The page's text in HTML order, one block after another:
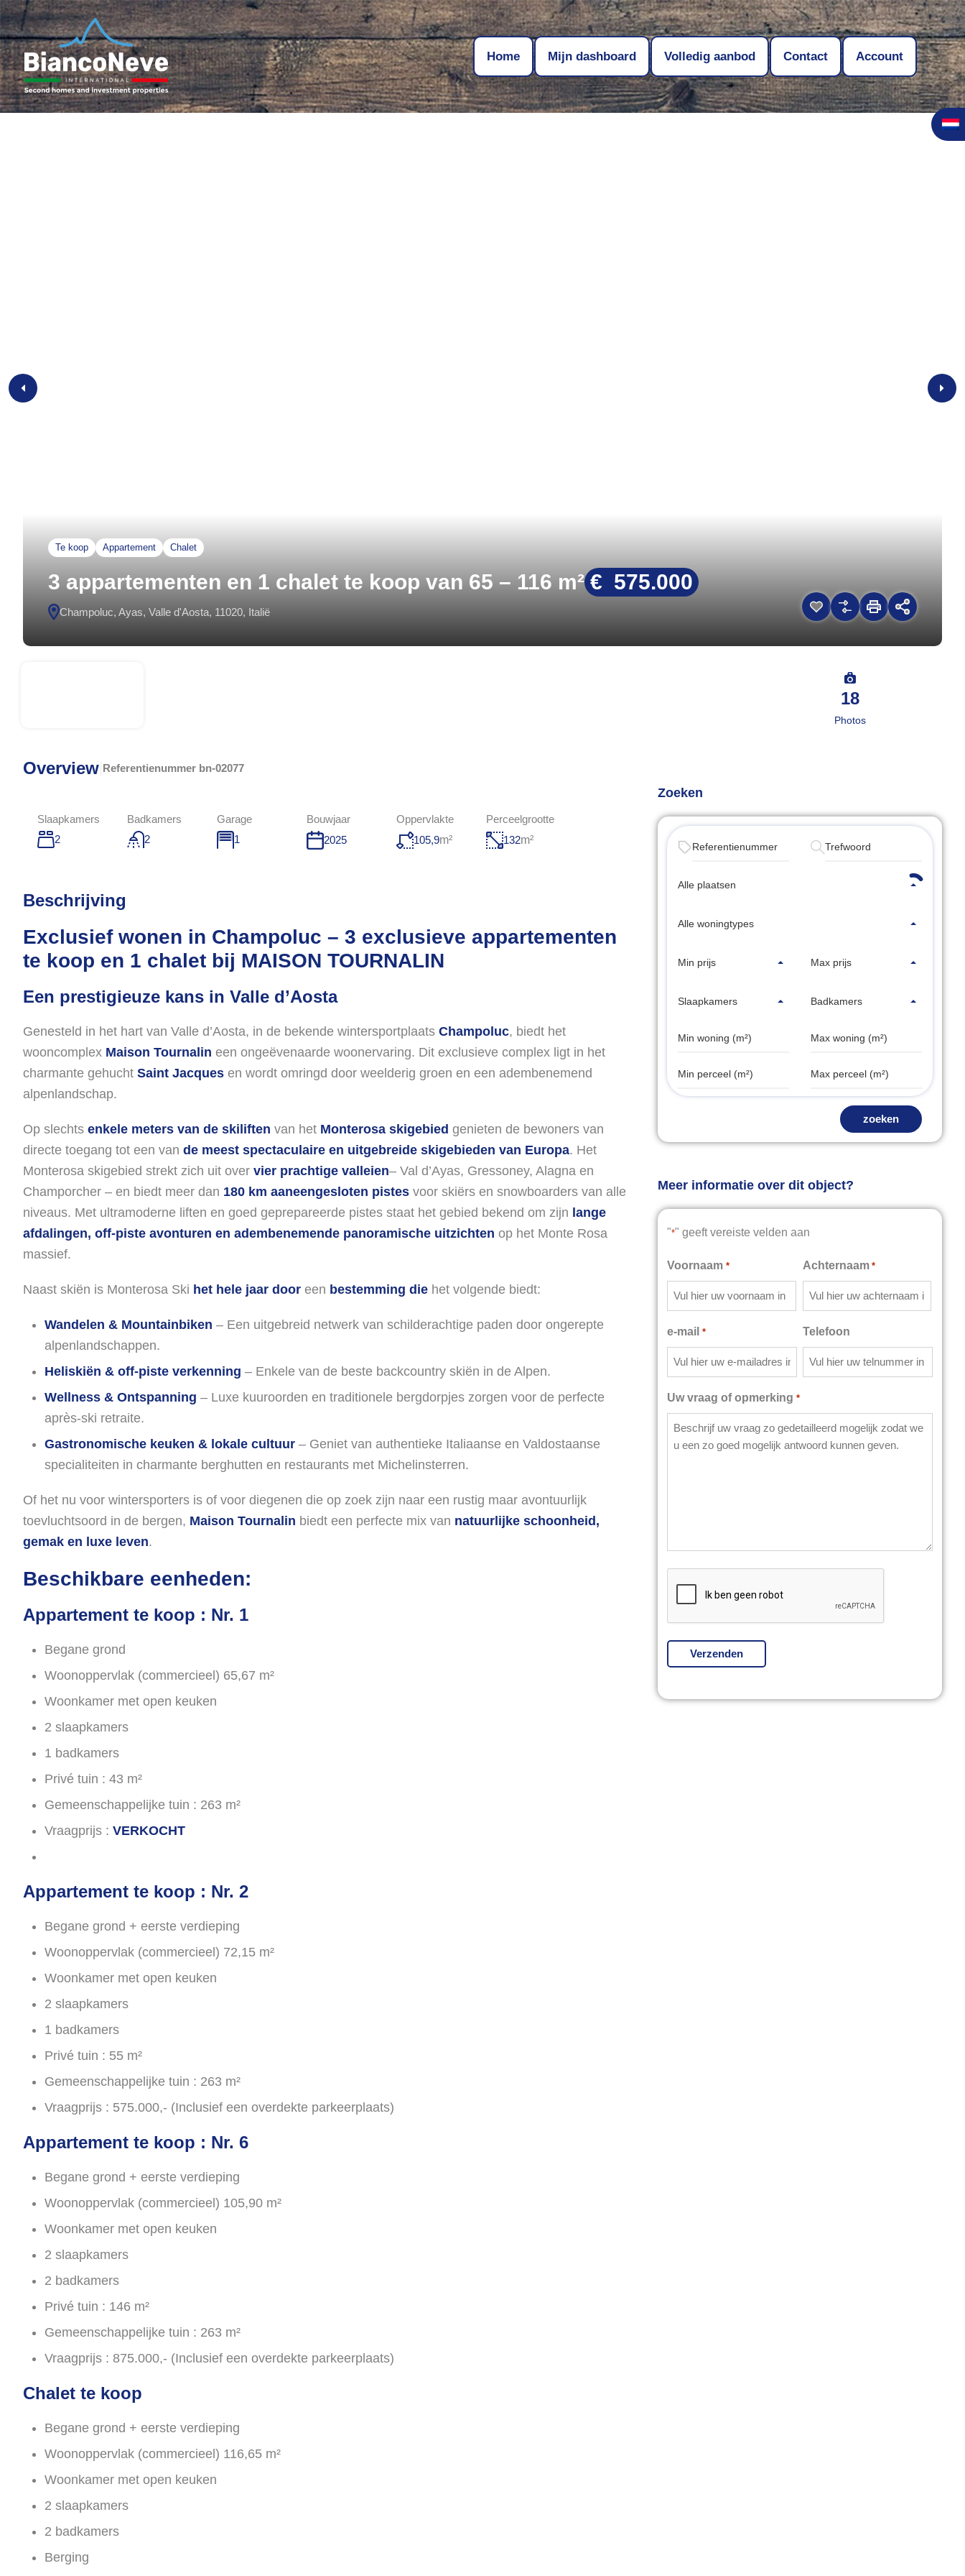
Home Mijn dashboard Volledig aanbod Contact Account
Te koop Appartement Chalet
3 appartementen en 1 chalet te koop van 65 – 116 m² € 575.000
Champoluc, Ayas, Valle d'Aosta, 11020, Italië
18
Photos
Overview Referentienummer bn-02077
Slaapkamers
2
Badkamers
2
Garage
1
Bouwjaar
2025
Oppervlakte
105,9m²
Perceelgrootte
132m²
Beschrijving
Exclusief wonen in Champoluc – 3 exclusieve appartementen
te koop en 1 chalet bij MAISON TOURNALIN
Een prestigieuze kans in Valle d’Aosta
Genesteld in het hart van Valle d’Aosta, in de bekende wintersportplaats Champoluc, biedt het
wooncomplex Maison Tournalin een ongeëvenaarde woonervaring. Dit exclusieve complex ligt in het
charmante gehucht Saint Jacques en wordt omringd door weelderig groen en een adembenemend
alpenlandschap.
Op slechts enkele meters van de skiliften van het Monterosa skigebied genieten de bewoners van
directe toegang tot een van de meest spectaculaire en uitgebreide skigebieden van Europa. Het
Monterosa skigebied strekt zich uit over vier prachtige valleien– Val d’Ayas, Gressoney, Alagna en
Champorcher – en biedt meer dan 180 km aaneengesloten pistes voor skiërs en snowboarders van alle
niveaus. Met ultramoderne liften en goed geprepareerde pistes staat het gebied bekend om zijn lange
afdalingen, off-piste avonturen en adembenemende panoramische uitzichten op het Monte Rosa
massief.
Naast skiën is Monterosa Ski het hele jaar door een bestemming die het volgende biedt:
Wandelen & Mountainbiken – Een uitgebreid netwerk van schilderachtige paden door ongerepte
alpenlandschappen.
Heliskiën & off-piste verkenning – Enkele van de beste backcountry skiën in de Alpen.
Wellness & Ontspanning – Luxe kuuroorden en traditionele bergdorpjes zorgen voor de perfecte
après-ski retraite.
Gastronomische keuken & lokale cultuur – Geniet van authentieke Italiaanse en Valdostaanse
specialiteiten in charmante berghutten en restaurants met Michelinsterren.
Of het nu voor wintersporters is of voor diegenen die op zoek zijn naar een rustig maar avontuurlijk
toevluchtsoord in de bergen, Maison Tournalin biedt een perfecte mix van natuurlijke schoonheid,
gemak en luxe leven.
Beschikbare eenheden:
Appartement te koop : Nr. 1
Begane grond
Woonoppervlak (commercieel) 65,67 m²
Woonkamer met open keuken
2 slaapkamers
1 badkamers
Privé tuin : 43 m²
Gemeenschappelijke tuin : 263 m²
Vraagprijs : VERKOCHT
Appartement te koop : Nr. 2
Begane grond + eerste verdieping
Woonoppervlak (commercieel) 72,15 m²
Woonkamer met open keuken
2 slaapkamers
1 badkamers
Privé tuin : 55 m²
Gemeenschappelijke tuin : 263 m²
Vraagprijs : 575.000,- (Inclusief een overdekte parkeerplaats)
Appartement te koop : Nr. 6
Begane grond + eerste verdieping
Woonoppervlak (commercieel) 105,90 m²
Woonkamer met open keuken
2 slaapkamers
2 badkamers
Privé tuin : 146 m²
Gemeenschappelijke tuin : 263 m²
Vraagprijs : 875.000,- (Inclusief een overdekte parkeerplaats)
Chalet te koop
Begane grond + eerste verdieping
Woonoppervlak (commercieel) 116,65 m²
Woonkamer met open keuken
2 slaapkamers
2 badkamers
Berging
Zoeken
Alle plaatsen
Alle woningtypes
Min prijs Max prijs
Slaapkamers Badkamers
zoeken
Meer informatie over dit object?
"*" geeft vereiste velden aan
Voornaam * Achternaam *
e-mail * Telefoon
Uw vraag of opmerking *